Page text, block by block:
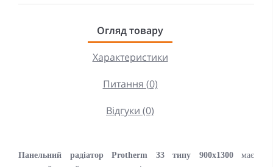
Огляд товару
Характеристики
Питання (0)
Відгуки (0)
Панельний радіатор Protherm 33 типу 900x1300має